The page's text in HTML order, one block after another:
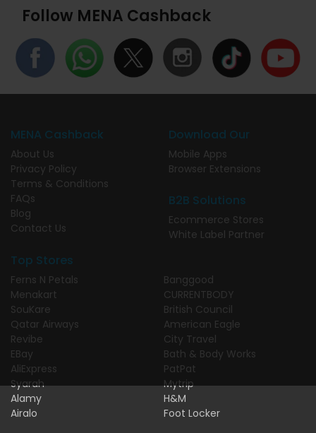
Follow MENA Cashback
MENA Cashback
About Us
Privacy Policy
Terms & Conditions
FAQs
Blog
Contact Us
Download Our
Mobile Apps
Browser Extensions
B2B Solutions
Ecommerce Stores
White Label Partner
Top Stores
Ferns N Petals
Menakart
SouKare
Qatar Airways
Revibe
EBay
AliExpress
Syarah
Alamy
Airalo
Banggood
CURRENTBODY
British Council
American Eagle
City Travel
Bath & Body Works
PatPat
Mytrip
H&M
Foot Locker